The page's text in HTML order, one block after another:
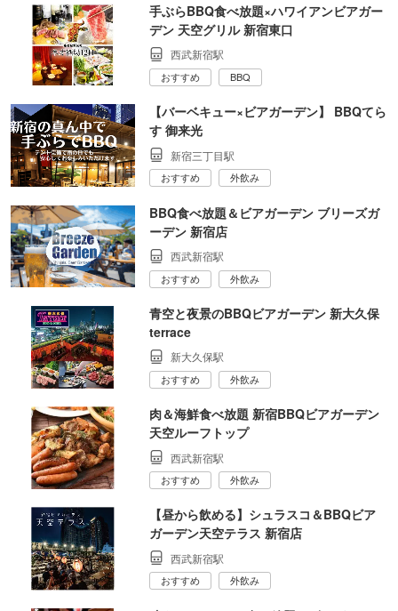
手ぶらBBQ食べ放題×ハワイアンビアガー
デン 天空グリル 新宿東口
西武新宿駅
おすすめ BBQ
【バーベキュー×ビアガーデン】 BBQてら
す 御来光
新宿三丁目駅
おすすめ 外飲み
BBQ食べ放題＆ビアガーデン ブリーズガ
ーデン 新宿店
西武新宿駅
おすすめ 外飲み
青空と夜景のBBQビアガーデン 新大久保
terrace
新大久保駅
おすすめ 外飲み
肉＆海鮮食べ放題 新宿BBQビアガーデン
天空ルーフトップ
西武新宿駅
おすすめ 外飲み
【昼から飲める】シュラスコ＆BBQビア
ガーデン天空テラス 新宿店
西武新宿駅
おすすめ 外飲み